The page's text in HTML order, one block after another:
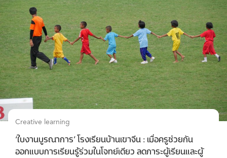
Creative learning
‘ใบงานบูรณาการ’ โรงเรียนบ้านเขาจีน : เมื่อครูช่วยกัน
ออกแบบการเรียนรู้ร่วมในโจทย์เดียว ลดภาระผู้เรียนและผู้